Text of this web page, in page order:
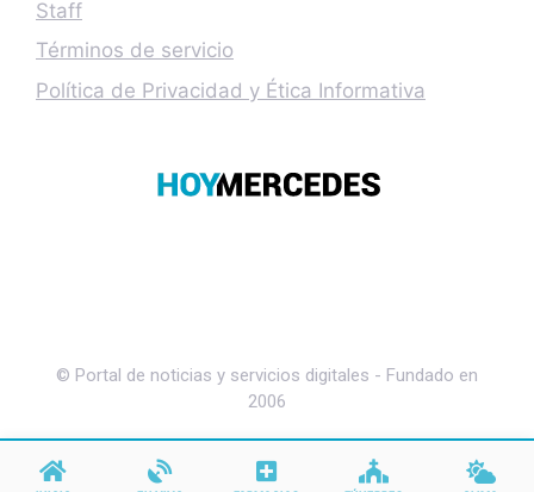
Staff
Términos de servicio
Política de Privacidad y Ética Informativa
© Portal de noticias y servicios digitales - Fundado en
2006